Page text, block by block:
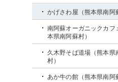
かげさわ屋（熊本県南阿
南阿蘇オーガニックカフ
本県南阿蘇村）
久木野そば道場（熊本県
村）
あか牛の館（熊本県南阿